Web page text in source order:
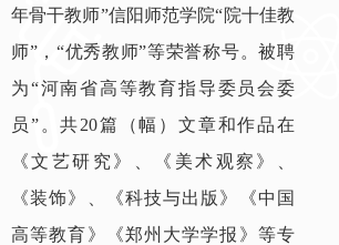
年骨干教师”信阳师范学院“院十佳教
师”，“优秀教师”等荣誉称号。被聘
为“河南省高等教育指导委员会委
员”。共20篇（幅）文章和作品在
《文艺研究》、《美术观察》、
《装饰》、《科技与出版》《中国
高等教育》《郑州大学学报》等专